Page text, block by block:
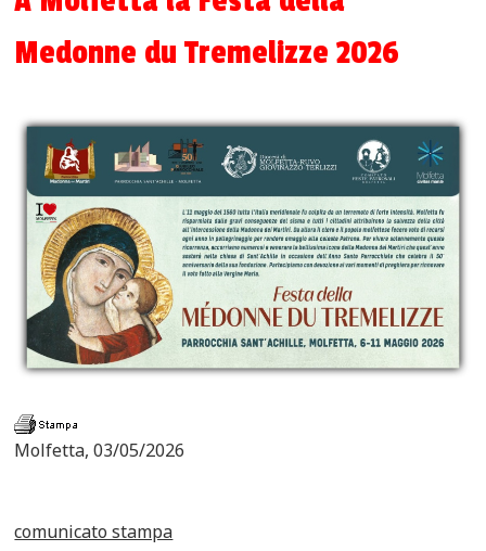
Medonne du Tremelizze 2026
Molfetta, 03/05/2026
comunicato stampa